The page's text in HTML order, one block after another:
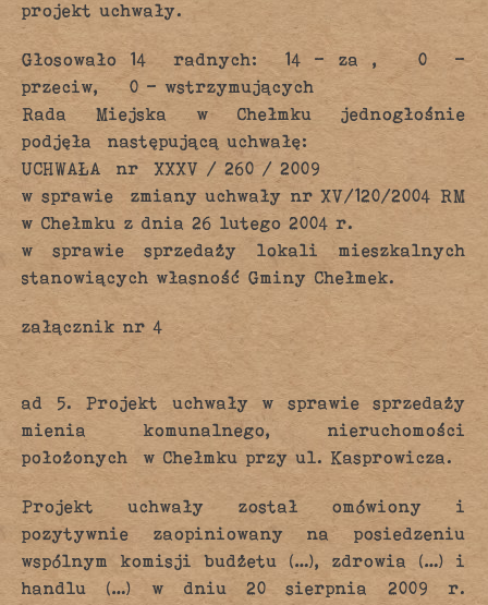
projekt uchwały.
Głosowało 14 radnych: 14 – za , 0 –
przeciw, 0 – wstrzymujących
Rada Miejska w Chełmku jednogłośnie
podjęła następującą uchwałę:
UCHWAŁA nr XXXV / 260 / 2009
w sprawie zmiany uchwały nr XV/120/2004 RM
w Chełmku z dnia 26 lutego 2004 r.
w sprawie sprzedaży lokali mieszkalnych
stanowiących własność Gminy Chełmek.
załącznik nr 4
ad 5. Projekt uchwały w sprawie sprzedaży
mienia komunalnego, nieruchomości
położonych w Chełmku przy ul. Kasprowicza.
Projekt uchwały został omówiony i
pozytywnie zaopiniowany na posiedzeniu
wspólnym komisji budżetu (…), zdrowia (…) i
handlu (…) w dniu 20 sierpnia 2009 r.